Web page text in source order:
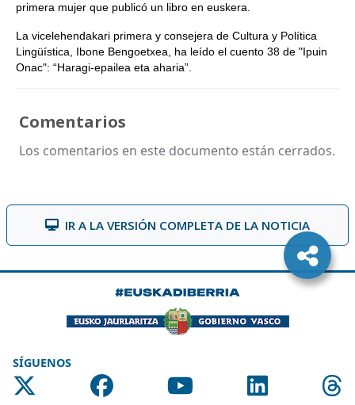
primera mujer que publicó un libro en euskera.
La vicelehendakari primera y consejera de Cultura y Política
Lingüística, Ibone Bengoetxea, ha leído el cuento 38 de "Ipuin
Onac": “Haragi-epailea eta aharia”.
Comentarios
Los comentarios en este documento están cerrados.
IR A LA VERSIÓN COMPLETA DE LA NOTICIA
SÍGUENOS